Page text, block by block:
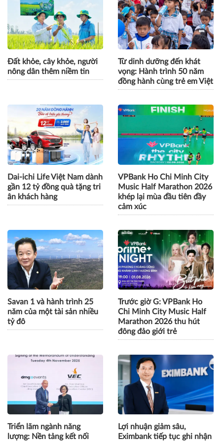
Đất khỏe, cây khỏe, người
nông dân thêm niềm tin
Từ dinh dưỡng đến khát
vọng: Hành trình 50 năm
đồng hành cùng trẻ em Việt
Dai-ichi Life Việt Nam dành
gần 12 tỷ đồng quà tặng tri
ân khách hàng
VPBank Ho Chi Minh City
Music Half Marathon 2026
khép lại mùa đầu tiên đầy
cảm xúc
Savan 1 và hành trình 25
năm của một tài sản nhiều
tỷ đô
Trước giờ G: VPBank Ho
Chi Minh City Music Half
Marathon 2026 thu hút
đông đảo giới trẻ
Triển lãm ngành năng
lượng: Nền tảng kết nối
Lợi nhuận giảm sâu,
Eximbank tiếp tục ghi nhận